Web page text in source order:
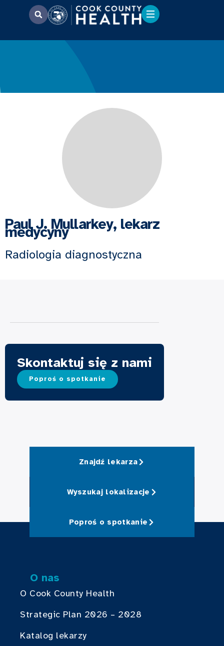
Paul J. Mullarkey, lekarz
medycyny
Radiologia diagnostyczna
Skontaktuj się z nami
Poproś o spotkanie
Znajdź lekarza
Wyszukaj lokalizacje
Poproś o spotkanie
O nas
O Cook County Health
Strategic Plan 2026 – 2028
Katalog lekarzy